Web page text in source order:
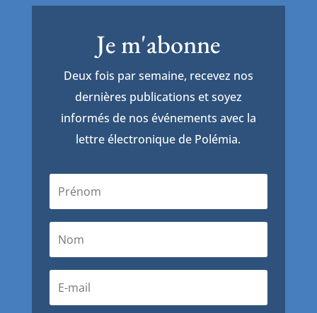
Je m'abonne
Deux fois par semaine, recevez nos
dernières publications et soyez
informés de nos événements avec la
lettre électronique de Polémia.